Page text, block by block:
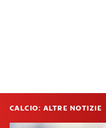
CALCIO: ALTRE NOTIZIE